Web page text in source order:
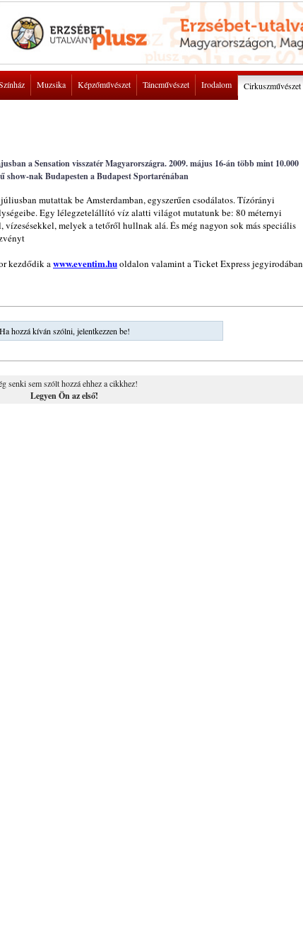
Muzsika Képzőművészet Táncművészet Irodalom Cirkuszművészet
a Sensation visszatér Magyarországra. 2009. május 16-án több mint 10.000
show-nak Budapesten a Budapest Sportarénában
mutattak be Amsterdamban, egyszerűen csodálatos. Tízórányi
Egy lélegzetelállító víz alatti világot mutatunk be: 80 méternyi
vízesésekkel, melyek a tetőről hullnak alá. És még nagyon sok más speciális
kezdődik awww.eventim.huoldalon valamint a Ticket Express jegyirodában
Ha hozzá kíván szólni, jelentkezzen be!
senki sem szólt hozzá ehhez a cikkhez!
Legyen Ön az első!